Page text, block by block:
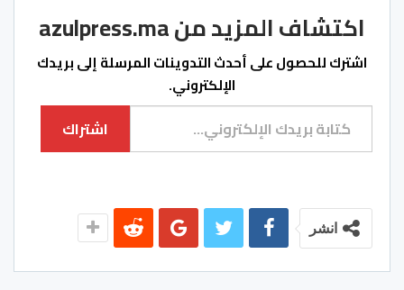
اكتشاف المزيد من azulpress.ma
اشترك للحصول على أحدث التدوينات المرسلة إلى بريدك
الإلكتروني.
كتابة بريدك الإلكتروني...
اشتراك
انشر